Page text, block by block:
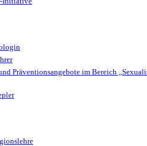
Präventionsangebote im Bereich